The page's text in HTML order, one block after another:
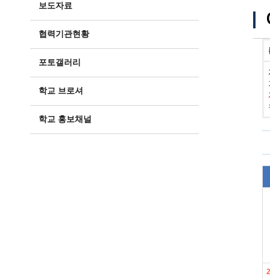
보도자료
협력기관현황
포토갤러리
학교 브로셔
학교 홍보채널
2